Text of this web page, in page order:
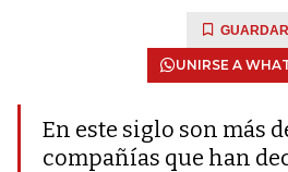
GUARDAR
UNIRSE A
En este siglo son más
compañías que han